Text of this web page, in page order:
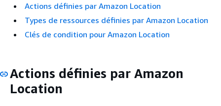
Actions définies par Amazon Location
Types de ressources définies par Amazon Location
Clés de condition pour Amazon Location
Actions définies par Amazon
Location